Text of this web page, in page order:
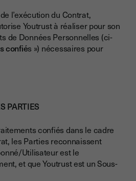
l’exécution du Contrat,
Youtrust à réaliser pour son
de Données Personnelles (ci-
confiés ») nécessaires pour
PARTIES
confiés dans le cadre
les Parties reconnaissent
Utilisateur est le
et que Youtrust est un Sous-